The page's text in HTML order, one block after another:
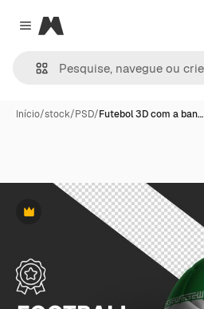
Close menu
Magnific
Início/stock/PSD/Futebol 3D com a ban…
Premium